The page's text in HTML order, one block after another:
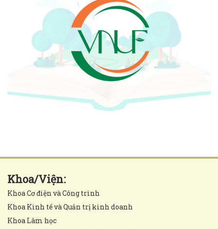
Khoa/Viện:
Khoa Cơ điện và Công trình
Khoa Kinh tế và Quản trị kinh doanh
Khoa Lâm học